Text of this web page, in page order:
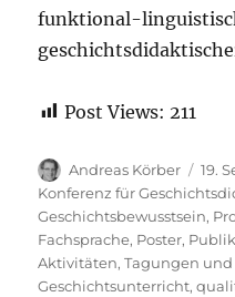
funktional-
Post Views: 211
Autor
Andreas Körber
am
19.
Konferenz für
Geschichtsbewusstsein,
Fachsprache, Poster,
Aktivitäten,Tagungen
Geschichtsunterricht,